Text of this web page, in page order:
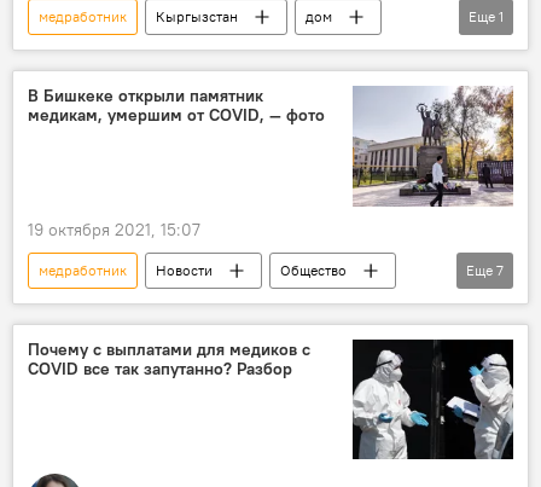
медработник Кыргызстан
дом
строительство
Еще 1
В Бишкеке открыли памятник
медикам, умершим от COVID, — фото
19 октября 2021, 15:07
медработник Новости
Общество
Кыргызстан
памятник
пандемия
Смерть от коронавируса в Кыргызстане
Еще 7
Почему с выплатами для медиков с
COVID все так запутанно? Разбор